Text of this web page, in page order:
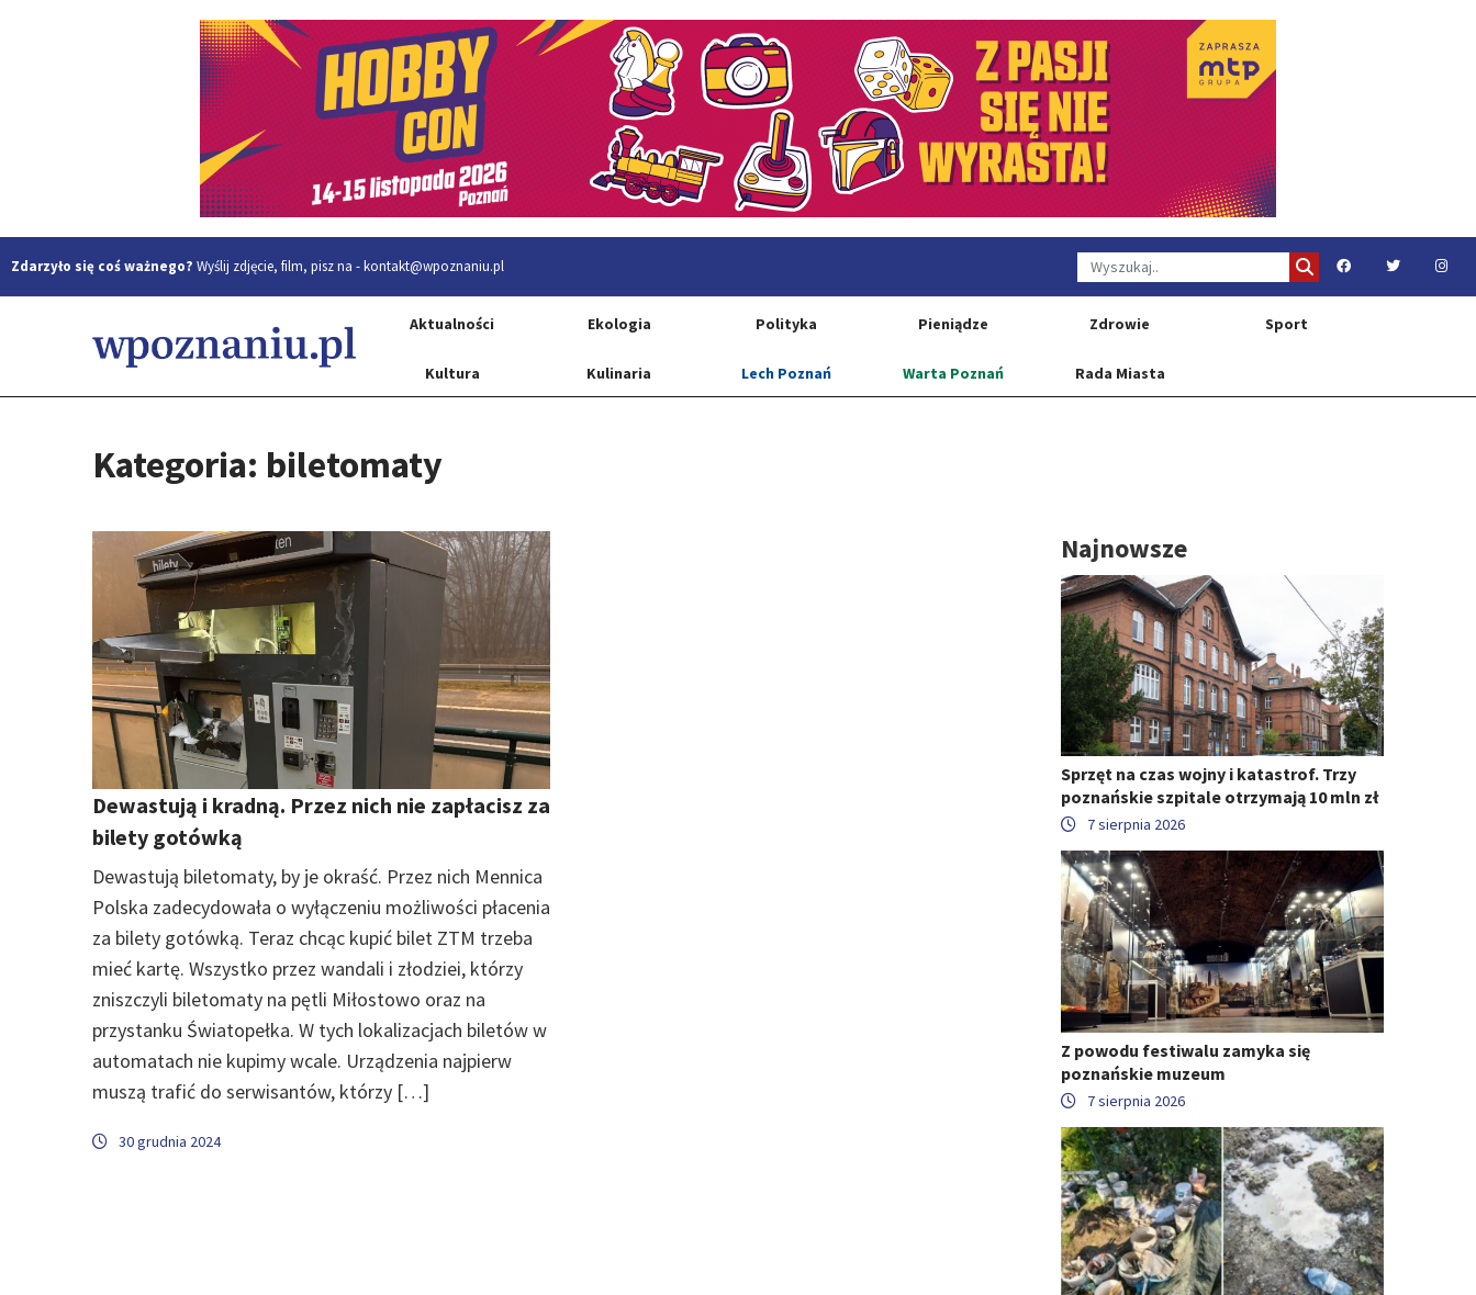
Zdarzyło się coś ważnego? Wyślij zdjęcie, film, pisz na -kontakt@wpoznaniu.pl
Aktualności Ekologia Polityka Pieniądze Zdrowie Sport
Kultura Kulinaria Lech Poznań Warta Poznań Rada Miasta
Kategoria: biletomaty
Dewastują i kradną. Przez nich nie zapłacisz za
bilety gotówką
Dewastują biletomaty, by je okraść. Przez nich Mennica
Polska zadecydowała o wyłączeniu możliwości płacenia
za bilety gotówką. Teraz chcąc kupić bilet ZTM trzeba
mieć kartę. Wszystko przez wandali i złodziei, którzy
zniszczyli biletomaty na pętli Miłostowo oraz na
przystanku Światopełka. W tych lokalizacjach biletów w
automatach nie kupimy wcale. Urządzenia najpierw
muszą trafić do serwisantów, którzy […]
30 grudnia 2024
Najnowsze
Sprzęt na czas wojny i katastrof. Trzy
poznańskie szpitale otrzymają 10 mln zł
7 sierpnia 2026
Z powodu festiwalu zamyka się
poznańskie muzeum
7 sierpnia 2026